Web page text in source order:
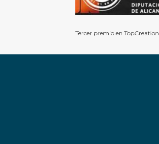
Tercer premio en TopCreation